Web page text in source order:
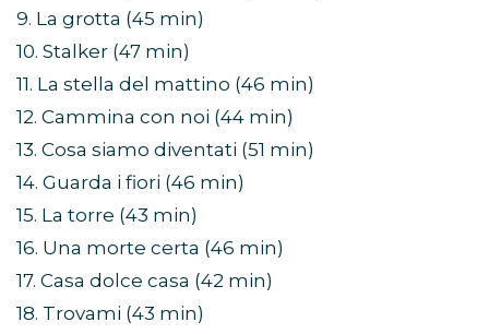
9. La grotta (45 min)
10. Stalker (47 min)
11. La stella del mattino (46 min)
12. Cammina con noi (44 min)
13. Cosa siamo diventati (51 min)
14. Guarda i fiori (46 min)
15. La torre (43 min)
16. Una morte certa (46 min)
17. Casa dolce casa (42 min)
18. Trovami (43 min)